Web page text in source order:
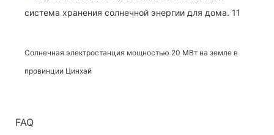
Солнечная электростанция мощностью 20 МВт на земле в
провинции Цинхай
FAQ